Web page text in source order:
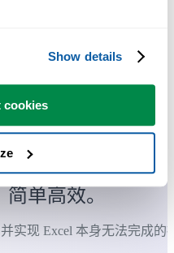
Show details
cookies
用工具
单高效。
实现 Excel 本身无法完成的